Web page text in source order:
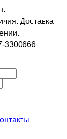
Доставка
3300666